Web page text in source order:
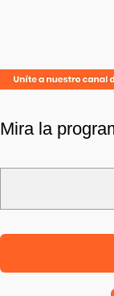
Mira la